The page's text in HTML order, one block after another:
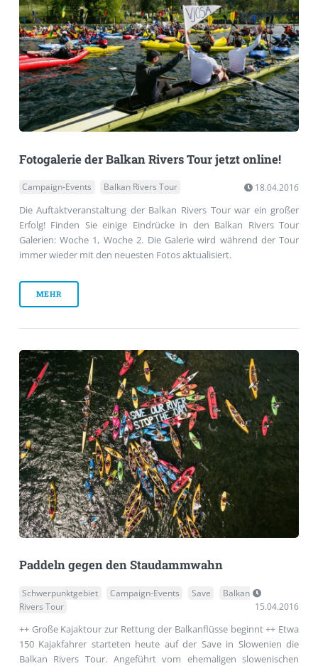
Fotogalerie der Balkan Rivers Tour jetzt online!
Campaign-Events Balkan Rivers Tour 18.04.2016
Die Auftaktveranstaltung der Balkan Rivers Tour war ein großer
Erfolg! Finden Sie einige Eindrücke in den Balkan Rivers Tour
Galerien: Woche 1, Woche 2. Die Galerie wird während der Tour
immer wieder mit den neuesten Fotos aktualisiert.
MEHR
Paddeln gegen den Staudammwahn
Schwerpunktgebiet Campaign-Events Save
Balkan
Rivers Tour
15.04.2016
++ Große Kajaktour zur Rettung der Balkanflüsse beginnt ++ Etwa
150 Kajakfahrer starteten heute auf der Save in Slowenien die
Balkan Rivers Tour. Angeführt vom ehemaligen slowenischen